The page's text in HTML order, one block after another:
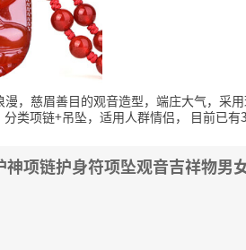
，慈眉善目的观音造型，端庄大气，采
类项链+吊坠，适用人群情侣， 目前已有
项链护身符项坠观音吉祥物男